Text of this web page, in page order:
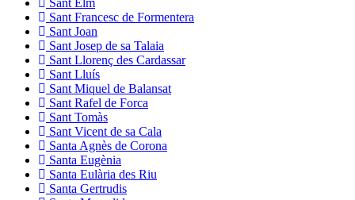
Sant Elm
Sant Francesc de Formentera
Sant Joan
Sant Josep de sa Talaia
Sant Llorenç des Cardassar
Sant Lluís
Sant Miquel de Balansat
Sant Rafel de Forca
Sant Tomàs
Sant Vicent de sa Cala
Santa Agnès de Corona
Santa Eugènia
Santa Eulària des Riu
Santa Gertrudis